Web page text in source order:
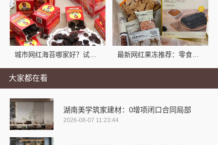
大家都在看
湖南美学筑家建材：0增项闭口合同局部
2026-08-07 11:23:44